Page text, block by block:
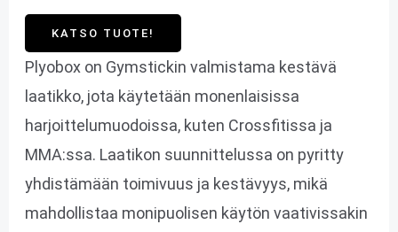
KATSO TUOTE!
Plyobox on Gymstickin valmistama kestävä
laatikko, jota käytetään monenlaisissa
harjoittelumuodoissa, kuten Crossfitissa ja
MMA:ssa. Laatikon suunnittelussa on pyritty
yhdistämään toimivuus ja kestävyys, mikä
mahdollistaa monipuolisen käytön vaativissakin